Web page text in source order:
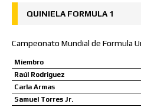
QUINIELA FORMULA 1
Campeonato Mundial de Formula
Miembro
Raúl Rodriguez
Carla Armas
Samuel Torres Jr.